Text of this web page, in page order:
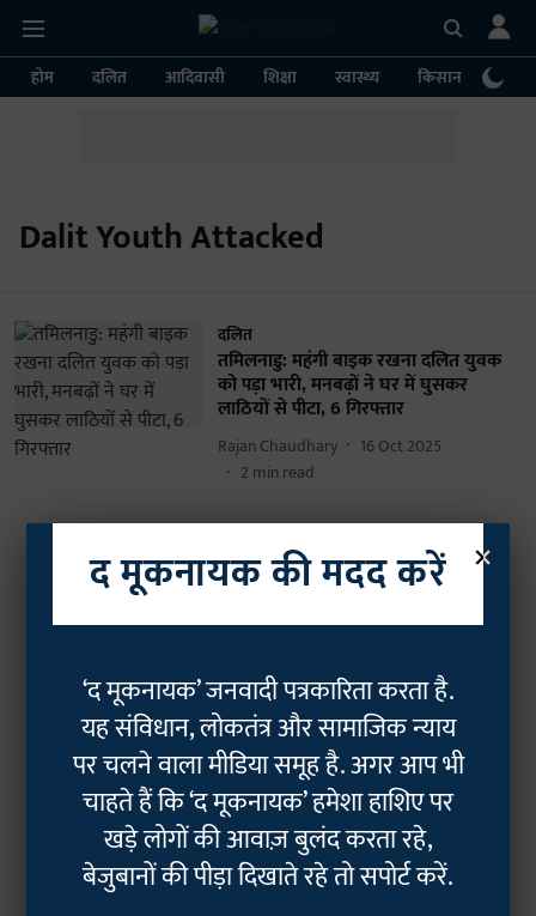
होम दलित आदिवासी शिक्षा स्वास्थ्य किसान
Dalit Youth Attacked
दलित
तमिलनाडु: महंगी बाइक रखना दलित युवक
को पड़ा भारी, मनबढ़ों ने घर में घुसकर
लाठियों से पीटा, 6 गिरफ्तार
Rajan Chaudhary
16 Oct 2025
2 min read
×
द मूकनायक की मदद करें
‘द मूकनायक’ जनवादी पत्रकारिता करता है.
यह संविधान, लोकतंत्र और सामाजिक न्याय
पर चलने वाला मीडिया समूह है. अगर आप भी
चाहते हैं कि ‘द मूकनायक’ हमेशा हाशिए पर
खड़े लोगों की आवाज़ बुलंद करता रहे,
बेजुबानों की पीड़ा दिखाते रहे तो सपोर्ट करें.